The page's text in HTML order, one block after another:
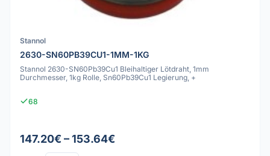
Stannol
2630-SN60PB39CU1-1MM-1KG
Stannol 2630-SN60Pb39Cu1 Bleihaltiger Lötdraht, 1mm
Durchmesser, 1kg Rolle, Sn60Pb39Cu1 Legierung, +
68
147.20€ – 153.64€